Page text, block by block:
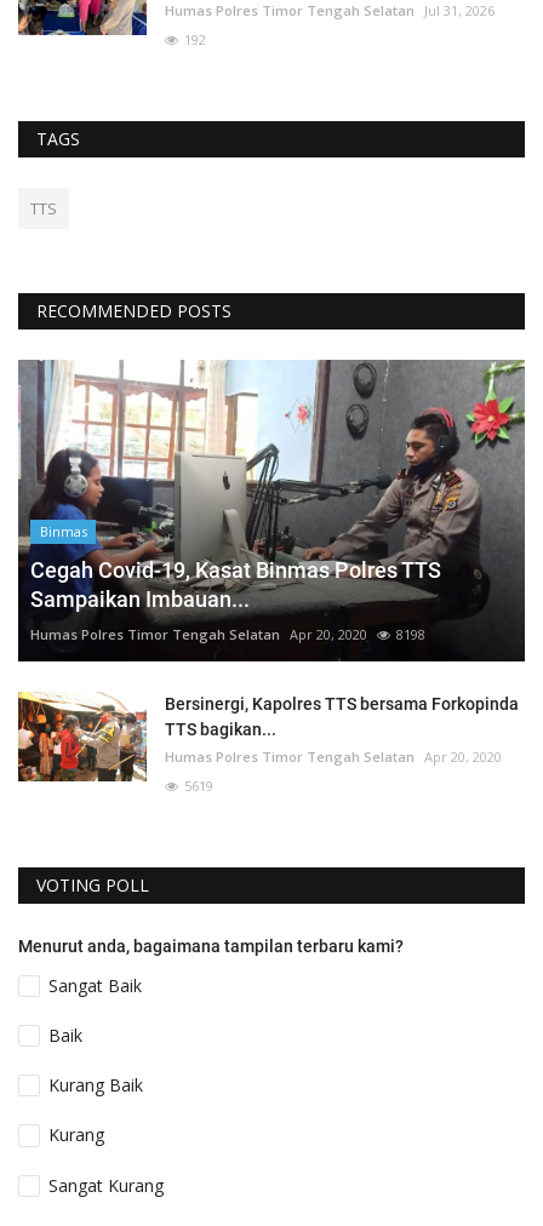
Humas Polres Timor Tengah Selatan
Jul 31, 2026
192
TAGS
TTS
RECOMMENDED POSTS
Binmas
Cegah Covid-19, Kasat Binmas Polres TTS
Sampaikan Imbauan...
Humas Polres Timor Tengah Selatan Apr 20, 2020 8198
Bersinergi, Kapolres TTS bersama Forkopinda
TTS bagikan...
Humas Polres Timor Tengah Selatan Apr 20, 2020
5619
VOTING POLL
Menurut anda, bagaimana tampilan terbaru kami?
Sangat Baik
Baik
Kurang Baik
Kurang
Sangat Kurang